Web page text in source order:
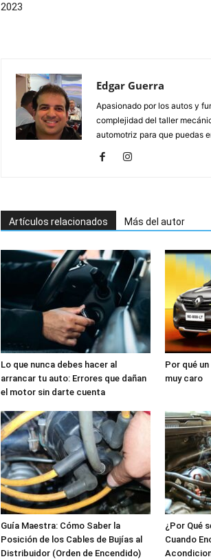
2023
Edgar Guerra
Apasionado por los autos y
complejidad del taller
automotriz para que puedas
Artículos relacionados Más del autor
Lo que nunca debes hacer al
arrancar tu auto: Errores que dañan
el motor sin darte cuenta
Por qué
muy caro
Guía Maestra: Cómo Saber la
Posición de los Cables de Bujías al
Distribuidor (Orden de Encendido)
¿Por Qué
Cuando